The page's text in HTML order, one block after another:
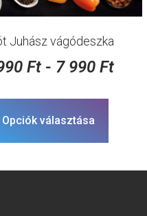
Juhász vágódeszka
Ft - 7 990Ft
Opciók választása